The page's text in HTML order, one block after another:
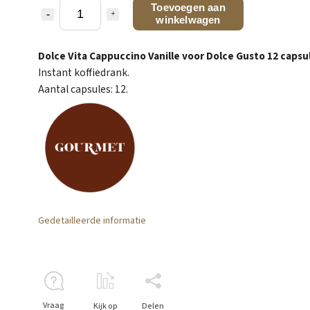
Toevoegen aan
winkelwagen
Dolce Vita Cappuccino Vanille voor Dolce Gusto 12
Instant koffiedrank.
Aantal capsules: 12.
Gedetailleerde informatie
Vraag Kijk op Delen